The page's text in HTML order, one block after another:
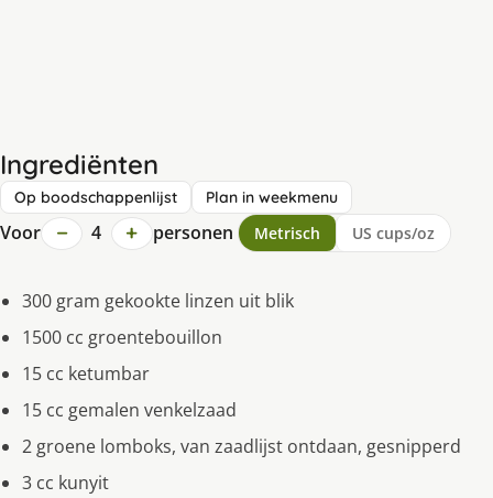
Ingrediënten
Op boodschappenlijst Plan in weekmenu
Voor − 4 + personen Metrisch US cups/oz
300 gram gekookte linzen uit blik
1500 cc groentebouillon
15 cc ketumbar
15 cc gemalen venkelzaad
2 groene lomboks, van zaadlijst ontdaan, gesnipperd
3 cc kunyit